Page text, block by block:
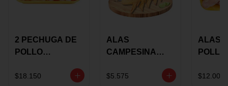
2 PECHUGA DE
POLLO
MARINADA X
$18.150
ALAS
CAMPESINA
COSTILLAR A
$5.575
ALAS
POLLO
$12.000